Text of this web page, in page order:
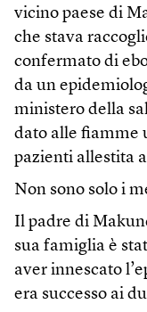
vicino paese di
che stava
confermato di
da un
ministero della
dato alle fiamme
pazienti allestita
Non sono solo i
Il padre di
sua famiglia è
aver innescato
era successo ai